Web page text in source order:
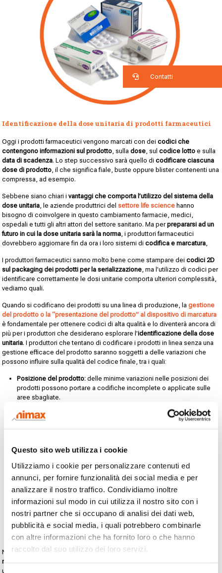
Questo sito web utilizza i cookie
Utilizziamo i cookie per personalizzare contenuti ed
annunci, per fornire funzionalità dei social media e per
analizzare il nostro traffico. Condividiamo inoltre
informazioni sul modo in cui utilizza il nostro sito con i
nostri partner che si occupano di analisi dei dati web,
pubblicità e social media, i quali potrebbero combinarle
con altre informazioni che ha fornito loro o che hanno
raccolto dal suo utilizzo dei loro servizi.
Identificazione della dose unitaria di prodotti farmaceutici
Oggi i prodotti farmaceutici vengono marcati con deicodici che
contengono informazioni sul prodotto, sulladose, sul codice lotto e sulla
data di scadenza. Lo step successivo sarà quello dicodificare ciascuna
dose di prodotto, il che significa fiale, buste oppure blister contenenti una
compressa, ad esempio.
Sebbene siano chiari ivantaggi che comporta l’utilizzo del sistema della
dose unitaria, le aziende produttrici delsettore life science hanno
bisogno di coinvolgere in questo cambiamento farmacie, medici,
ospedali e tutti gli altri attori del settore sanitario. Ma perprepararsi ad un
futuro in cui la dose unitaria sarà la norma, i produttori farmaceutici
dovrebbero aggiornare fin da ora i loro sistemi dicodifica e marcatura,
I produttori farmaceutici sanno molto bene come stampare deicodici 2D
sul packaging dei prodotti per la serializzazione, ma l’utilizzo di codici per
identificare correttamente le dosi unitarie comporta ulteriori complessità,
vediamo quali.
Quando si codificano dei prodotti su una linea di produzione, lagestione
del prodotto o la “presentazione del prodotto” al dispositivo di marcatura
è fondamentale per ottenere codici di alta qualità e lo diventerà ancora di
più per i produttori che desiderano esplorare l’identificazione della dose
unitaria. I produttori che tentano di codificare i prodotti in linea senza una
gestione efficace del prodotto saranno soggetti a delle variazioni che
possono influire sulla qualità del codice finale, tra i quali:
Posizione del prodotto: delle minime variazioni nelle posizioni dei
prodotti possono portare a codifiche incomplete o applicate sulle
aree sbagliate.
Distanza del prodotto dal marcatore:
posizionare il prodotto troppo
vicino o troppo distante dal marcatore può portare a codifiche
sfocate o illeggibili.
prodotto, anche di pochi gradi, può portare a codici deformati.
Velocità della linea:fluttuazioni minime nella velocità possono
influenzare la qualità della codifica, portando a codici schiacciati o
allungati.
Vibrazioni del conveyor:ad alte velocità le vibrazioni possono
intaccare la qualità della codifica.
Forme particolari dei prodotti: alcuni tipi di packaging possono avere
delle forme che ne rendono complessa la codifica.
Nella migliore delle ipotesi, un codice 2D di scarsa qualità causerà scarti
rilavorazioni
. Le ripercussioni saranno ancora più gravi se
un codice 2D illeggibile lascia la linea di produzione senza che nessuno
Contatti